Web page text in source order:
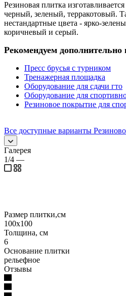
Резиновая плитка
черный, зеленый, терракотовый.
нестандартные цвета - ярко-
коричневый и серый.
Рекомендуем дополнительно
Пресс брусья с турником
Тренажерная площадка
Оборудование для сдачи гто
Оборудование для
Резиновое покрытие для
Все доступные варианты
Галерея
1/4 —
Размер плитки,см
100х100
Толщина, см
6
Основание плитки
рельефное
Отзывы